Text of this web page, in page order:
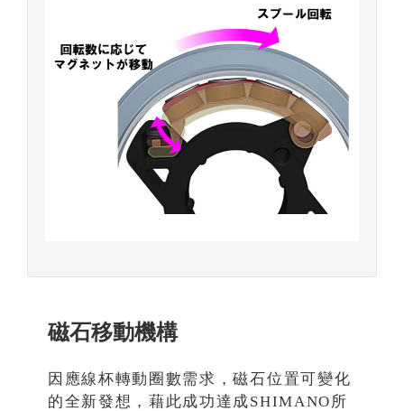
磁石移動機構
因應線杯轉動圈數需求，磁石位置可變化
的全新發想，藉此成功達成SHIMANO所